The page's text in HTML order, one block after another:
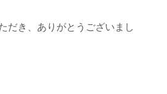
だき、ありがとうございまし